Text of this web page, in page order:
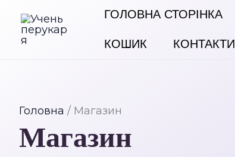
вмісту
ГОЛОВНА СТОРІНКА
КОШИК КОНТАКТИ
Головна / Магазин
Магазин